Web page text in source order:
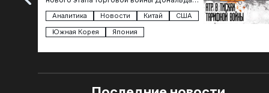
импорта из более 100 стран…
Аналитика Новости Китай
США
Южная Корея
Япония